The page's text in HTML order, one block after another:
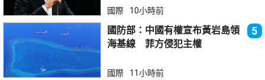
國際 10小時前
國防部：中國有權宣布黃岩島領
海基線 菲方侵犯主權
5
國際 11小時前